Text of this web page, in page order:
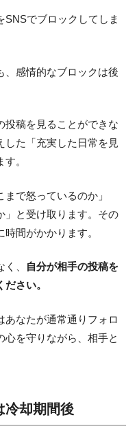
でブロックしてしま
、感情的なブロックは後
投稿を見ることができな
した「充実した日常を見
。
で怒っているのか」
」と受け取ります。その
間がかかります。
、
自分が相手の投稿を
さい。
あなたが通常通りフォロ
心を守りながら、相手と
冷却期間後